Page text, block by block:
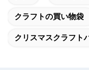
クラフトの買い物袋
クリスマスクラフト